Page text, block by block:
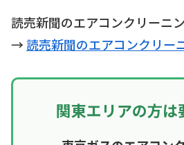
読売新聞のエアコンクリーニ
→読売新聞のエアコンクリー
関東エリアの方は